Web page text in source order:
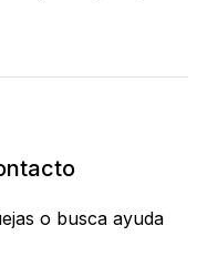
o busca ayuda